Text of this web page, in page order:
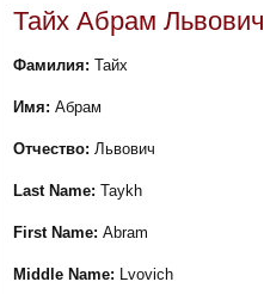
Тайх Абрам Львович
Фамилия: Тайх
Имя: Абрам
Отчество: Львович
Last Name: Taykh
First Name: Abram
Middle Name: Lvovich